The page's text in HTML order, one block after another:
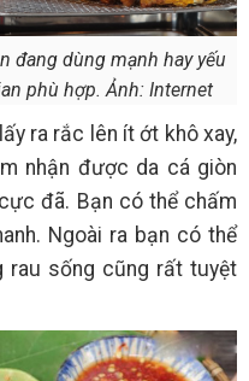
đang dùng mạnh hay yếu
phù hợp. Ảnh: Internet
ra rắc lên ít ớt khô xay,
nhận được da cá giòn
đã. Bạn có thể chấm
Ngoài ra bạn có thể
rau sống cũng rất tuyệt